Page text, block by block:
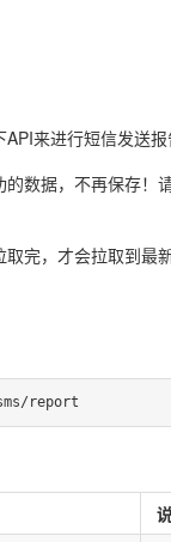
来进行短信发送
数据，不再保存
完，才会拉取到最
report